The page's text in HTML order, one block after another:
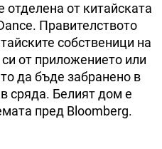
от китайската
Правителството
собственици на
от приложението или
да бъде забранено в
сряда. Белият дом е
пред Bloomberg.